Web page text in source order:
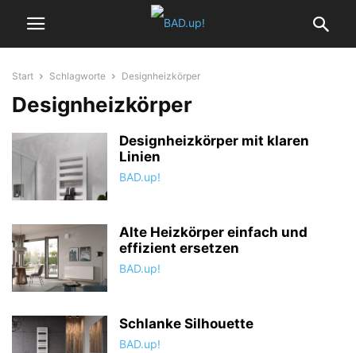
Start Schlagworte Designheizkörper
Designheizkörper
Designheizkörper mit klaren
Linien
BAD.up!
Alte Heizkörper einfach und
effizient ersetzen
BAD.up!
Schlanke Silhouette
BAD.up!